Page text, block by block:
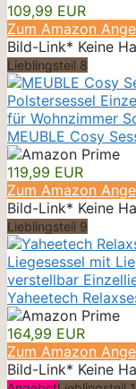
109,99 EUR
Zum Amazon
Bild-Link* Keine
Lieblingsteil 8
MEUBLE Cosy
119,99 EUR
Zum Amazon
Bild-Link* Keine
Lieblingsteil 9
Yaheetech
164,99 EUR
Zum Amazon
Bild-Link* Keine